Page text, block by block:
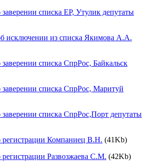
списка ЕР, Утулик депутаты
исключении из списка Якимова А.А.
списка СпрРос, Байкальск
списка СпрРос, Маритуй
списка СпрРос,Порт депутаты
регистрации Компаниец В.Н. (41Kb)
Развозжаева С.М. (42Kb)